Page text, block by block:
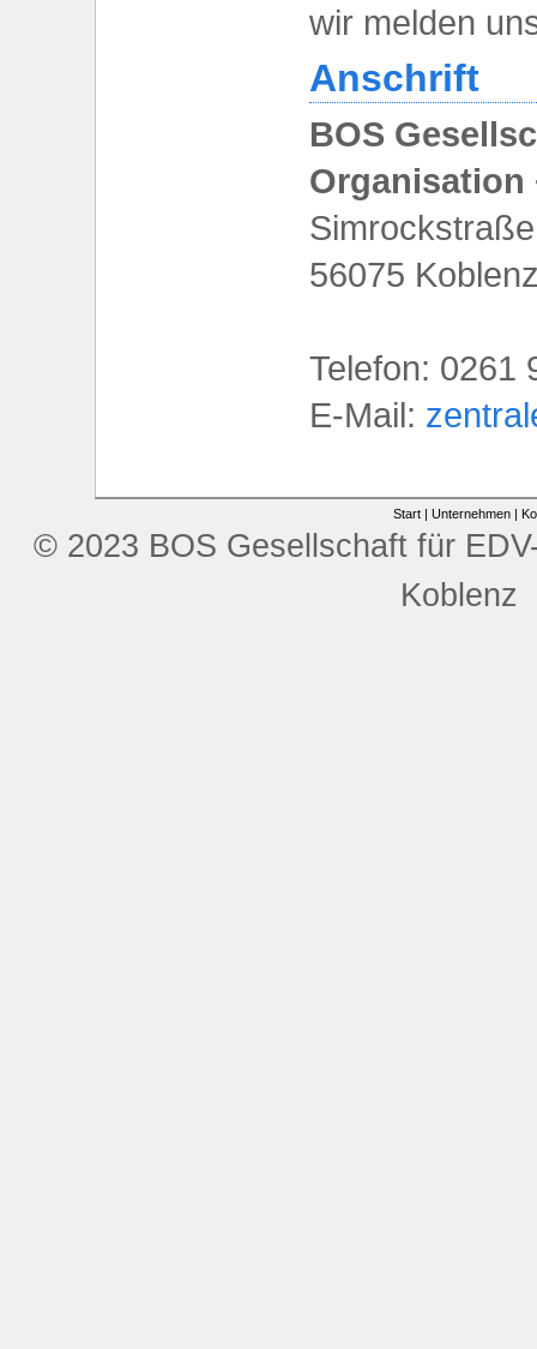
wir melden
Anschrift
BOS
Organisation
56075
Telefon: 0261
E-Mail:
Start| Unternehmen|
© 2023 BOS Gesellschaft für
Koblenz